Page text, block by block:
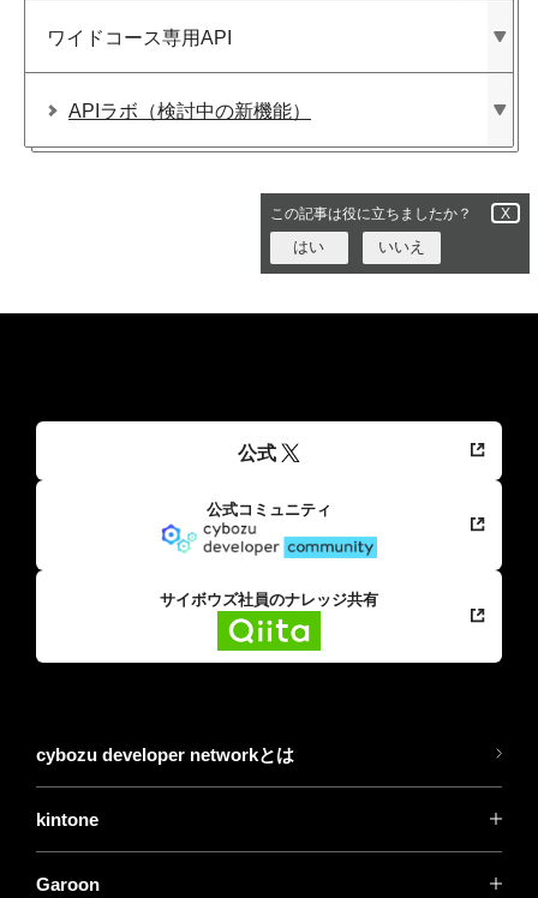
ワイドコース専用API
APIラボ​（検討中の​新機能）
この記事は役に立ちましたか？ X
はい いいえ
公式
公式コミュニティ
サイボウズ社員のナレッジ共有
cybozu developer networkとは
kintone
Garoon